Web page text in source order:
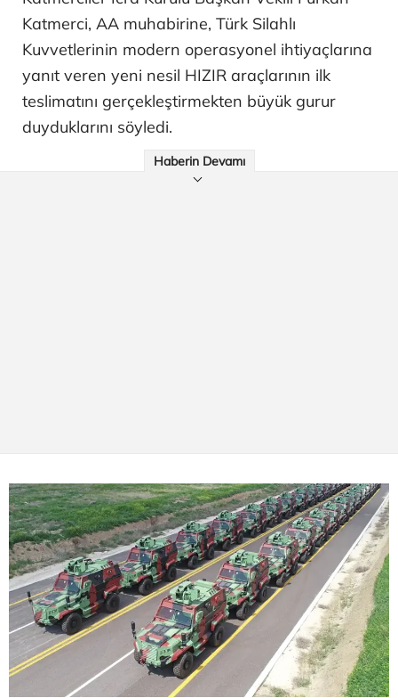
Katmerci, AA muhabirine, Türk Silahlı
Kuvvetlerinin modern operasyonel ihtiyaçlarına
yanıt veren yeni nesil HIZIR araçlarının ilk
teslimatını gerçekleştirmekten büyük gurur
duyduklarını söyledi.
Haberin Devamı